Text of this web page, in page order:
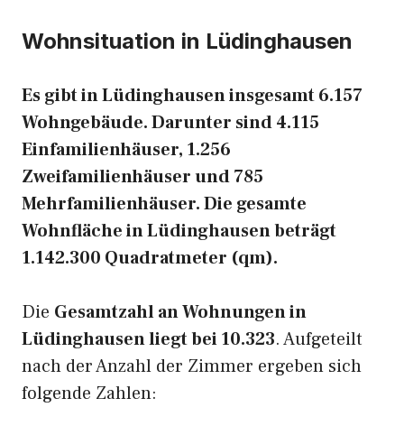
Wohnsituation in Lüdinghausen
Es gibt in Lüdinghausen insgesamt 6.157
Wohngebäude. Darunter sind 4.115
Einfamilienhäuser, 1.256
Zweifamilienhäuser und 785
Mehrfamilienhäuser. Die gesamte
Wohnfläche in Lüdinghausen beträgt
1.142.300 Quadratmeter (qm).
Die Gesamtzahl an Wohnungen in
Lüdinghausen liegt bei 10.323. Aufgeteilt
nach der Anzahl der Zimmer ergeben sich
folgende Zahlen: